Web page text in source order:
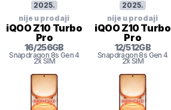
2025.
nije u prodaji
iQOO Z10 Turbo
Pro
16/256GB
Snapdragon 8s Gen 4
2x SIM
2025.
nije u prodaji
iQOO Z10 Turbo
Pro
12/512GB
Snapdragon 8s Gen 4
2x SIM